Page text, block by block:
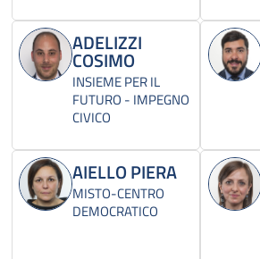
ADELIZZI
COSIMO
INSIEME PER IL
FUTURO - IMPEGNO
CIVICO
AIELLO PIERA
MISTO-CENTRO
DEMOCRATICO